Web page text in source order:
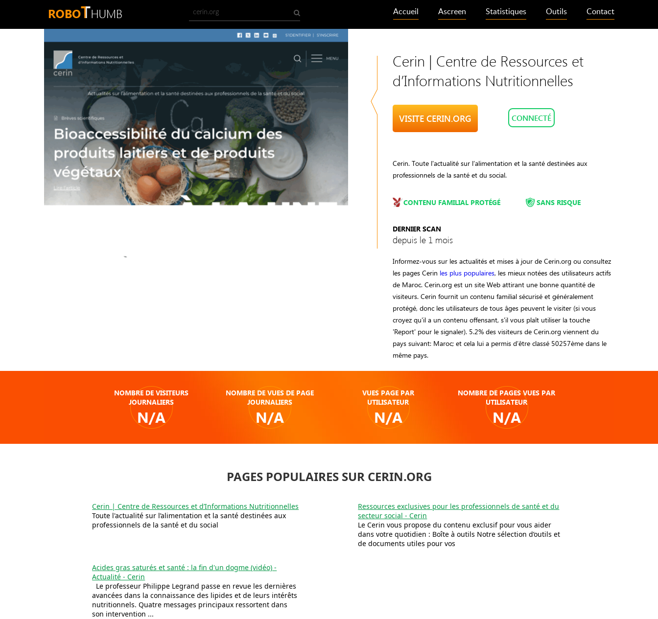
Accueil Ascreen Statistiques Outils Contact
Cerin | Centre de Ressources et
d’Informations Nutritionnelles
VISITE CERIN.ORG CONNECTÉ
Cerin. Toute l'actualité sur l’alimentation et la santé destinées aux
professionnels de la santé et du social.
CONTENU FAMILIAL PROTÉGÉ
DERNIER SCAN
depuis le 1 mois
SANS RISQUE
Informez-vous sur les actualités et mises à jour de Cerin.org ou consultez
les pages Cerin les plus populaires, les mieux notées des utilisateurs actifs
de Maroc. Cerin.org est un site Web attirant une bonne quantité de
visiteurs. Cerin fournit un contenu familial sécurisé et généralement
protégé, donc les utilisateurs de tous âges peuvent le visiter (si vous
croyez qu'il a un contenu offensant, s'il vous plaît utiliser la touche
'Report' pour le signaler). 5.2% des visiteurs de Cerin.org viennent du
pays suivant: Maroc; et cela lui a permis d’être classé 50257ème dans le
même pays.
NOMBRE DE VISITEURS
JOURNALIERS
N/A
NOMBRE DE VUES DE PAGE
JOURNALIERS
N/A
VUES PAGE PAR
UTILISATEUR
N/A
NOMBRE DE PAGES VUES PAR
UTILISATEUR
N/A
PAGES POPULAIRES SUR CERIN.ORG
Cerin | Centre de Ressources et d’Informations Nutritionnelles
Toute l'actualité sur l’alimentation et la santé destinées aux
professionnels de la santé et du social
Ressources exclusives pour les professionnels de santé et du
secteur social - Cerin
Le Cerin vous propose du contenu exclusif pour vous aider
dans votre quotidien : Boîte à outils Notre sélection d’outils et
de documents utiles pour vos
Acides gras saturés et santé : la fin d'un dogme (vidéo) -
Actualité - Cerin
Le professeur Philippe Legrand passe en revue les dernières
avancées dans la connaissance des lipides et de leurs intérêts
nutritionnels. Quatre messages principaux ressortent dans
son intervention ...